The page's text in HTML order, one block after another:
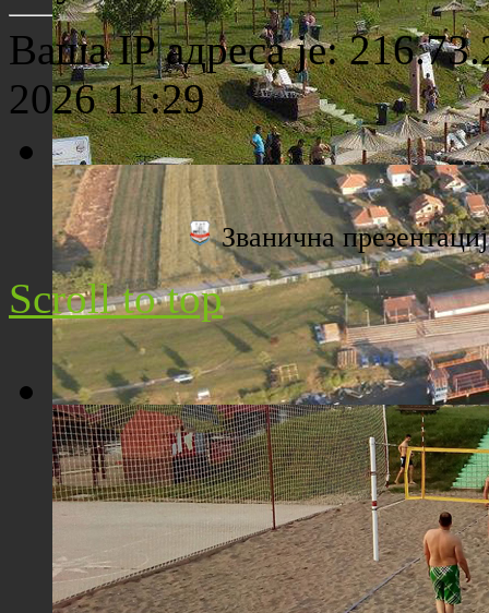
Плажа "Топољар" - Поглед са торња
Плажа "Топољар" - Поглед из ваздуха
Ваша IP адреса је:
2026 11:29
Званична
Scroll to top